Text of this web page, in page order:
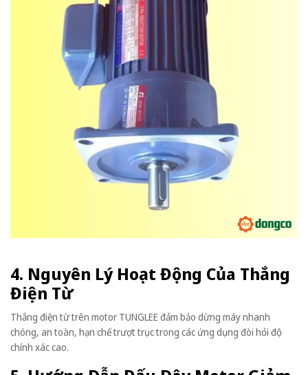
4. Nguyên Lý Hoạt Động Của Thắng
Điện Từ
Thắng điện từ trên motor TUNGLEE đảm bảo dừng máy nhanh
chóng, an toàn, hạn chế trượt trục trong các ứng dụng đòi hỏi độ
chính xác cao.